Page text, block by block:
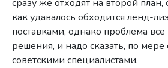
сразу же отходят на второй план,
как удавалось обходится ленд-
поставками, однако проблема
решения, и надо сказать, по мере
советскими специалистами.